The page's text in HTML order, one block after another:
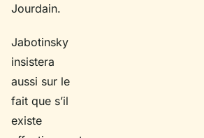
Jourdain.
Jabotinsky
insistera
aussi sur le
fait que s’il
existe